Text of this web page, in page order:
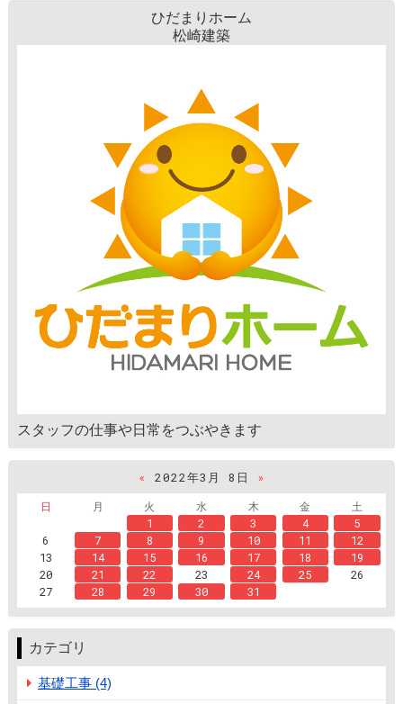
ひだまりホーム
松崎建築
スタッフの仕事や日常をつぶやきます
« 2022年3月 8日
»
日
月 火 水 木 金
土
1
2 3 4
5
6
7 8 9 10 11
12
13
14 15 16 17 18
19
20
21 22 23 24 25
26
27
28 29 30 31
カテゴリ
基礎工事 (4)